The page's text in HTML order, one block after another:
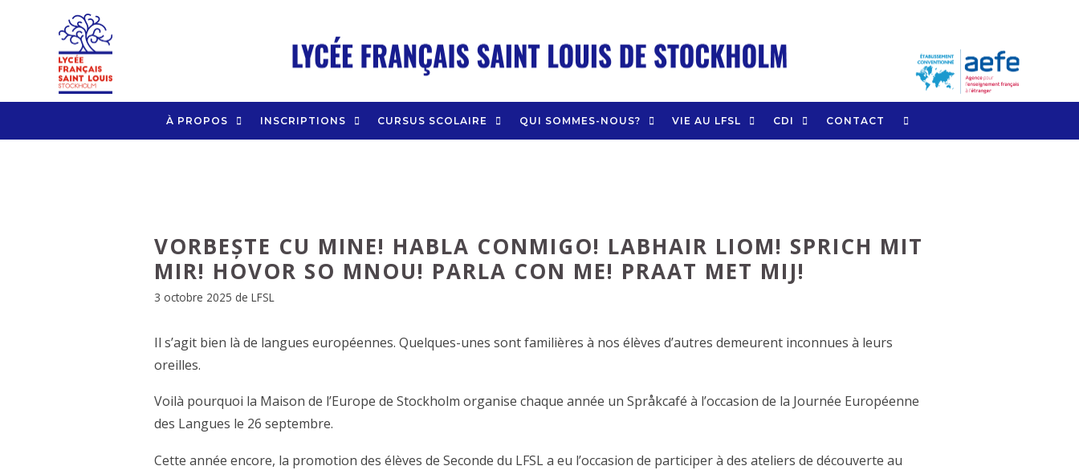
À PROPOS INSCRIPTIONS CURSUS SCOLAIRE QUI SOMMES-NOUS? VIE AU LFSL CDI CONTACT
VORBEȘTE CU MINE! HABLA CONMIGO! LABHAIR LIOM! SPRICH MIT
MIR! HOVOR SO MNOU! PARLA CON ME! PRAAT MET MIJ!
3 octobre 2025 de LFSL
Il s’agit bien là de langues européennes. Quelques-unes sont familières à nos élèves d’autres demeurent inconnues à leurs
oreilles.
Voilà pourquoi la Maison de l’Europe de Stockholm organise chaque année un Språkcafé à l’occasion de la Journée Européenne
des Langues le 26 septembre.
Cette année encore, la promotion des élèves de Seconde du LFSL a eu l’occasion de participer à des ateliers de découverte au